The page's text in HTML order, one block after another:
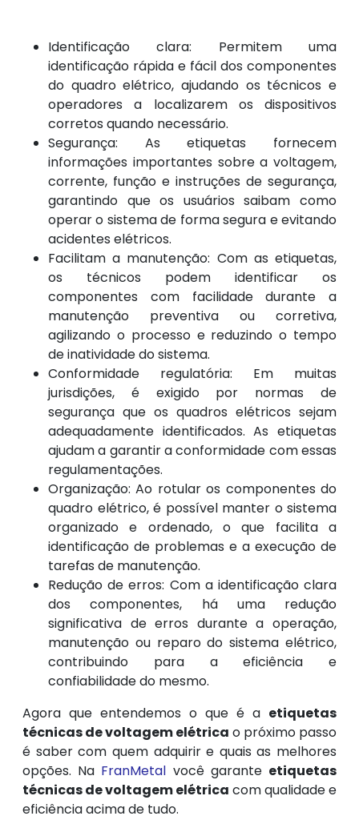
Identificação clara: Permitem uma
identificação rápida e fácil dos componentes
do quadro elétrico, ajudando os técnicos e
operadores a localizarem os dispositivos
corretos quando necessário.
Segurança: As etiquetas fornecem
informações importantes sobre a voltagem,
corrente, função e instruções de segurança,
garantindo que os usuários saibam como
operar o sistema de forma segura e evitando
acidentes elétricos.
Facilitam a manutenção: Com as etiquetas,
os técnicos podem identificar os
componentes com facilidade durante a
manutenção preventiva ou corretiva,
agilizando o processo e reduzindo o tempo
de inatividade do sistema.
Conformidade regulatória: Em muitas
jurisdições, é exigido por normas de
segurança que os quadros elétricos sejam
adequadamente identificados. As etiquetas
ajudam a garantir a conformidade com essas
regulamentações.
Organização: Ao rotular os componentes do
quadro elétrico, é possível manter o sistema
organizado e ordenado, o que facilita a
identificação de problemas e a execução de
tarefas de manutenção.
Redução de erros: Com a identificação clara
dos componentes, há uma redução
significativa de erros durante a operação,
manutenção ou reparo do sistema elétrico,
contribuindo para a eficiência e
confiabilidade do mesmo.
Agora que entendemos o que é a etiquetas
técnicas de voltagem elétrica o próximo passo
é saber com quem adquirir e quais as melhores
opções. Na FranMetal você garante etiquetas
técnicas de voltagem elétrica com qualidade e
eficiência acima de tudo.